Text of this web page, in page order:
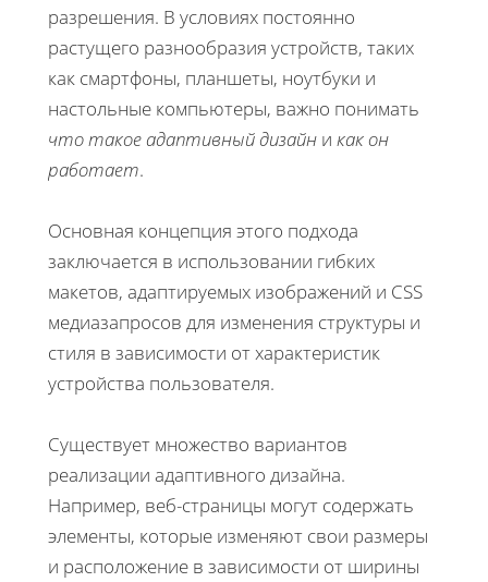
разрешения. В условиях постоянно
растущего разнообразия устройств, таких
как смартфоны, планшеты, ноутбуки и
настольные компьютеры, важно понимать
что такое адаптивный дизайн и как он
работает.
Основная концепция этого подхода
заключается в использовании гибких
макетов, адаптируемых изображений и CSS
медиазапросов для изменения структуры и
стиля в зависимости от характеристик
устройства пользователя.
Существует множество вариантов
реализации адаптивного дизайна.
Например, веб-страницы могут содержать
элементы, которые изменяют свои размеры
и расположение в зависимости от ширины